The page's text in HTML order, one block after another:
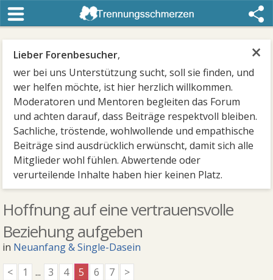
×
Lieber Forenbesucher,
wer bei uns Unterstützung sucht, soll sie finden, und
wer helfen möchte, ist hier herzlich willkommen.
Moderatoren und Mentoren begleiten das Forum
und achten darauf, dass Beiträge respektvoll bleiben.
Sachliche, tröstende, wohlwollende und empathische
Beiträge sind ausdrücklich erwünscht, damit sich alle
Mitglieder wohl fühlen. Abwertende oder
verurteilende Inhalte haben hier keinen Platz.
Hoffnung auf eine vertrauensvolle
Beziehung aufgeben
in Neuanfang & Single-Dasein
<
1 ... 3 4 5 6 7 >